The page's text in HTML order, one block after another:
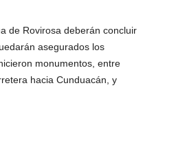
de Rovirosa deberán concluir
asegurados los
monumentos, entre
hacia Cunduacán, y